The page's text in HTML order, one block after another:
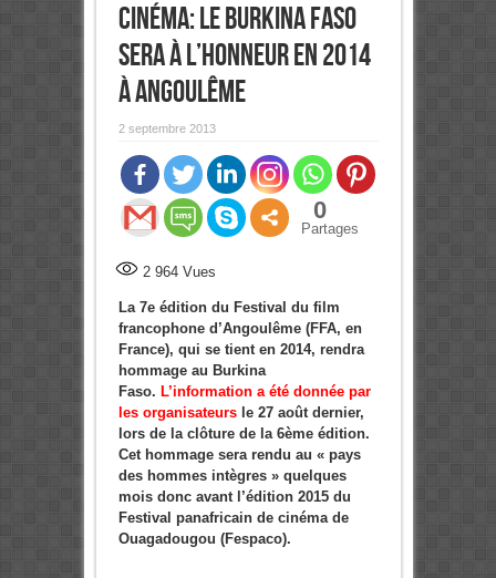
Cinéma: le Burkina Faso
sera à l’honneur en 2014
à Angoulême
2 septembre 2013
0
Partages
2 964Vues
La 7e édition du Festival du film
francophone d’Angoulême (FFA, en
France), qui se tient en 2014, rendra
hommage au Burkina
Faso. L’information a été donnée par
les organisateurs le 27 août dernier,
lors de la clôture de la 6ème édition.
Cet hommage sera rendu au « pays
des hommes intègres » quelques
mois donc avant l’édition 2015 du
Festival panafricain de cinéma de
Ouagadougou (Fespaco).